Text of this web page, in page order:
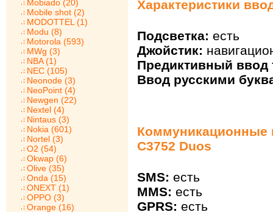
Mobiado (20)
Mobile shot (2)
MODOTTEL (1)
Modu (8)
Motorola (593)
MWg (3)
NBA (1)
NEC (105)
Neonode (3)
NeoPoint (4)
Newgen (22)
Nextel (4)
Nintaus (3)
Nokia (601)
Nortel (3)
O2 (54)
Okwap (6)
Olive (35)
Onda (15)
ONEXT (1)
OPPO (3)
Orange (16)
Характеристики
Подсветка: есть
Джойстик:
Предиктивный ввод
Ввод русскими
Коммуникационные
C3752 Duos
SMS: есть
MMS: есть
GPRS: есть